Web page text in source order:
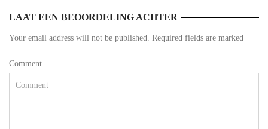
LAAT EEN BEOORDELING ACHTER
Your email address will not be published. Required fields are marked
Comment